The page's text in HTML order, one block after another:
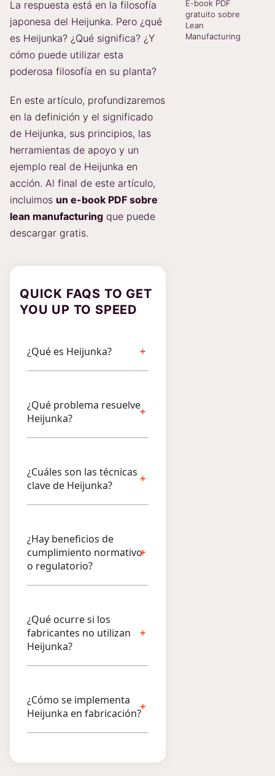
La respuesta está en la filosofía
japonesa del Heijunka. Pero ¿qué
es Heijunka? ¿Qué significa? ¿Y
cómo puede utilizar esta
poderosa filosofía en su planta?
En este artículo, profundizaremos
en la definición y el significado
de Heijunka, sus principios, las
herramientas de apoyo y un
ejemplo real de Heijunka en
acción. Al final de este artículo,
incluimos un e-book PDF sobre
lean manufacturing que puede
descargar gratis.
QUICK FAQS TO GET
YOU UP TO SPEED
¿Qué es Heijunka?
¿Qué problema resuelve
Heijunka?
¿Cuáles son las técnicas
clave de Heijunka?
¿Hay beneficios de
cumplimiento normativo
o regulatorio?
¿Qué ocurre si los
fabricantes no utilizan
Heijunka?
¿Cómo se implementa
Heijunka en fabricación?
E-book PDF
gratuito sobre
Lean
Manufacturing